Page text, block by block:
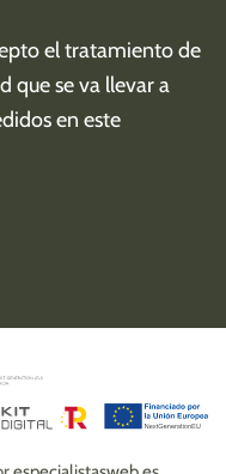
el tratamiento de
que se va llevar a
en este